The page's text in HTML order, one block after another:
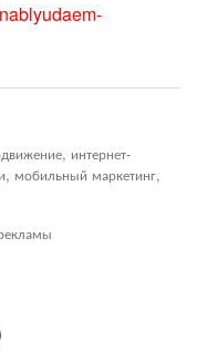
интернет-
мобильный маркетинг,